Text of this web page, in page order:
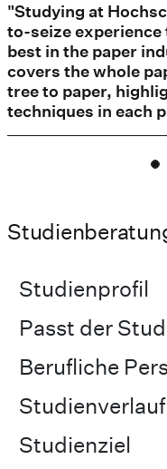
"Studying at
to-seize experience
best in the paper
covers the whole
tree to paper,
techniques in each
Studienprofil
Passt der
Berufliche
Studienverlauf
Studienziel